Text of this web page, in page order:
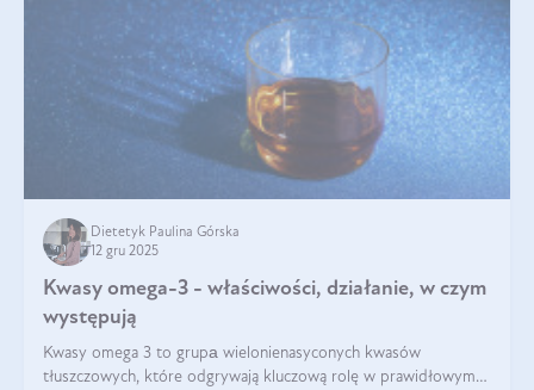
Dietetyk Paulina Górska
12 gru 2025
Kwasy omega-3 - właściwości, działanie, w czym
występują
Kwasy omega 3 to grupа wielonienasyconych kwasów
tłuszczowych, które odgrywają kluczową rolę w prawidłowym